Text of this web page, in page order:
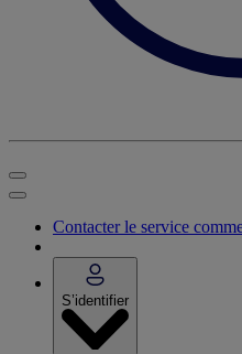
Contacter le service
S’identifier